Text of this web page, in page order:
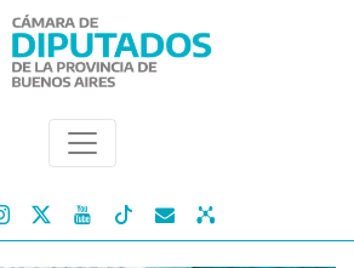
  